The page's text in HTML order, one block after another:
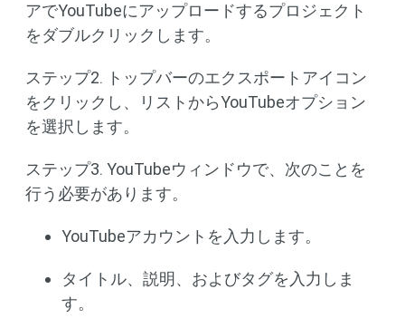
アでYouTubeにアップロードするプロジェクト
をダブルクリックします。
ステップ2. トップバーのエクスポートアイコン
をクリックし、リストからYouTubeオプション
を選択します。
ステップ3. YouTubeウィンドウで、次のことを
行う必要があります。
YouTubeアカウントを入力します。
タイトル、説明、およびタグを入力しま
す。